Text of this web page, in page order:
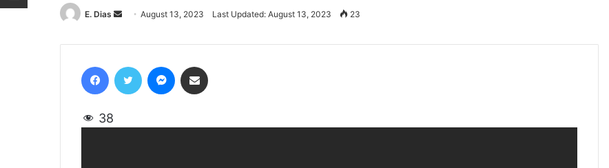
E. Dias
Send
email
August 13, 2023 Last Updated: August 13, 2023 23
38